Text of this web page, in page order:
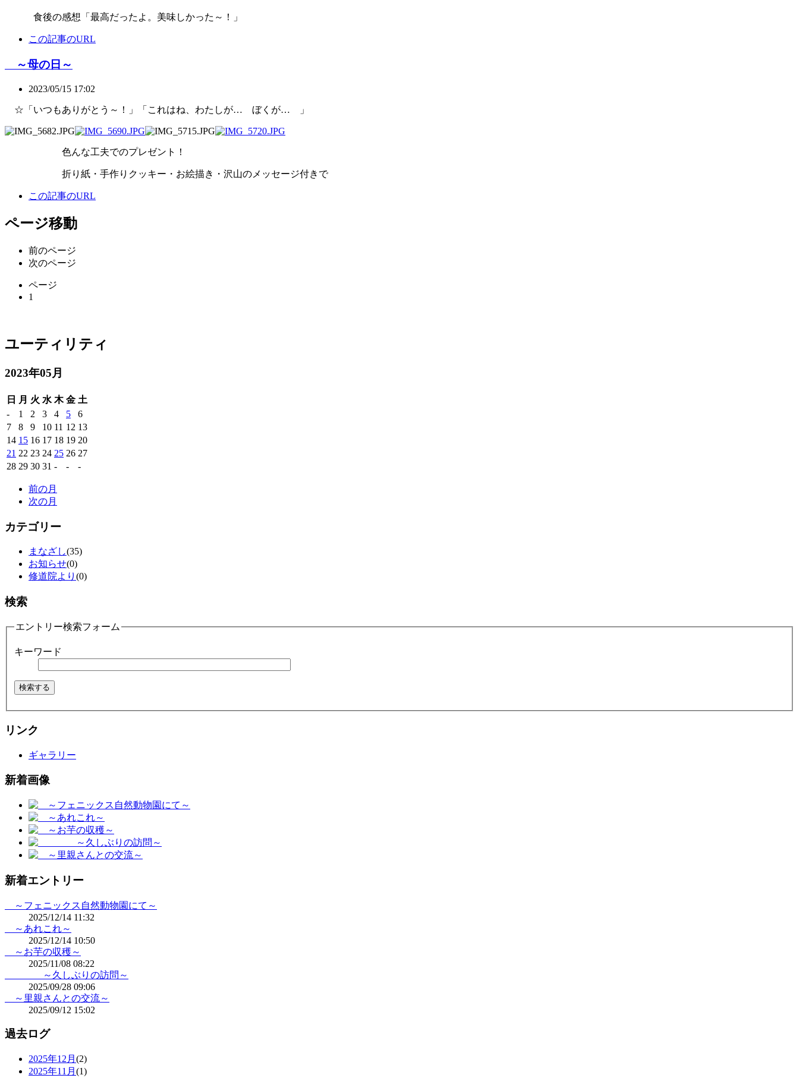
食後の感想「最高だったよ。美味しかった～！」
この記事のURL
～母の日～
2023/05/15 17:02
☆「いつもありがとう～！」「これはね、わたしが… ぼくが… 」
色んな工夫でのプレゼント！
折り紙・手作りクッキー・お絵描き・沢山のメッセージ付きで
この記事のURL
ページ移動
前のページ
次のページ
ページ
1
ユーティリティ
2023年05月
日 月 火 水 木 金 土
-
1 2 3 4 5
6
7
8 9 10 11 12 13
14 15 16 17 18 19 20
21 22 23 24 25 26 27
28 29 30 31 - - -
前の月
次の月
カテゴリー
まなざし(35)
お知らせ(0)
修道院より (0)
検索
エントリー検索フォーム
キーワード
リンク
ギャラリー
新着画像
新着エントリー
～フェニックス自然動物園にて～
2025/12/14 11:32
～あれこれ～
2025/12/14 10:50
～お芋の収穫～
2025/11/08 08:22
～久しぶりの訪問～
2025/09/28 09:06
～里親さんとの交流～
2025/09/12 15:02
過去ログ
2025年12月 (2)
2025年11月 (1)